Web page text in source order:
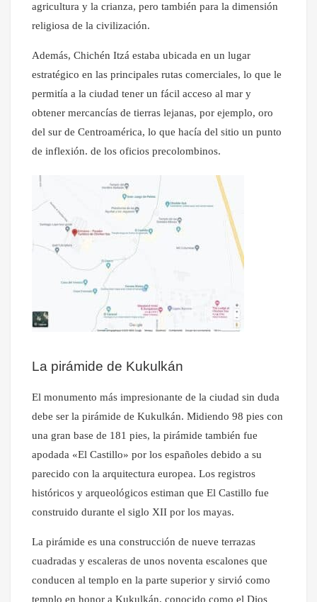
agricultura y la crianza, pero también para la dimensión
religiosa de la civilización.
Además, Chichén Itzá estaba ubicada en un lugar
estratégico en las principales rutas comerciales, lo que le
permitía a la ciudad tener un fácil acceso al mar y
obtener mercancías de tierras lejanas, por ejemplo, oro
del sur de Centroamérica, lo que hacía del sitio un punto
de inflexión. de los oficios precolombinos.
La pirámide de Kukulkán
El monumento más impresionante de la ciudad sin duda
debe ser la pirámide de Kukulkán. Midiendo 98 pies con
una gran base de 181 pies, la pirámide también fue
apodada «El Castillo» por los españoles debido a su
parecido con la arquitectura europea. Los registros
históricos y arqueológicos estiman que El Castillo fue
construido durante el siglo XII por los mayas.
La pirámide es una construcción de nueve terrazas
cuadradas y escaleras de unos noventa escalones que
conducen al templo en la parte superior y sirvió como
templo en honor a Kukulkán, conocido como el Dios